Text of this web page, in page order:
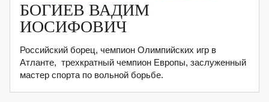
БОГИЕВ ВАДИМ
ИОСИФОВИЧ
Российский борец, чемпион Олимпийских игр в
Атланте, трехкратный чемпион Европы, заслуженный
мастер спорта по вольной борьбе.